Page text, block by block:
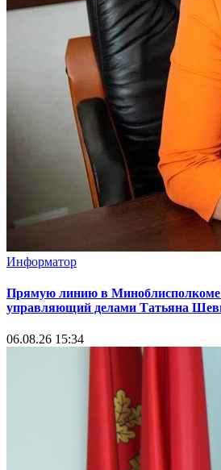
Информатор
Прямую линию в Миноблисполкоме
управляющий делами Татьяна
06.08.26 15:34